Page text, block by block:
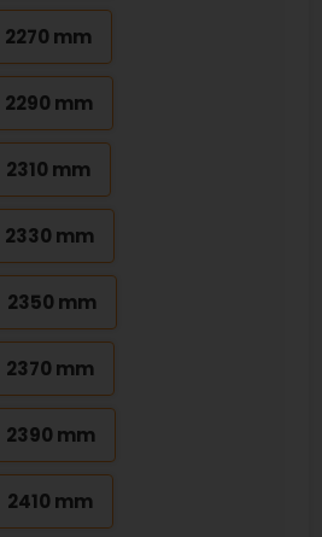
2270 mm
2290 mm
2310 mm
2330 mm
2350 mm
2370 mm
2390 mm
2410 mm